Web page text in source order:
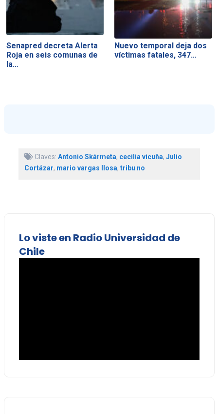
Senapred decreta Alerta
Roja en seis comunas de
la…
Nuevo temporal deja dos
víctimas fatales, 347…
Claves: Antonio Skármeta, cecilia vicuña, Julio
Cortázar, mario vargas llosa, tribu no
Lo viste en Radio Universidad de
Chile